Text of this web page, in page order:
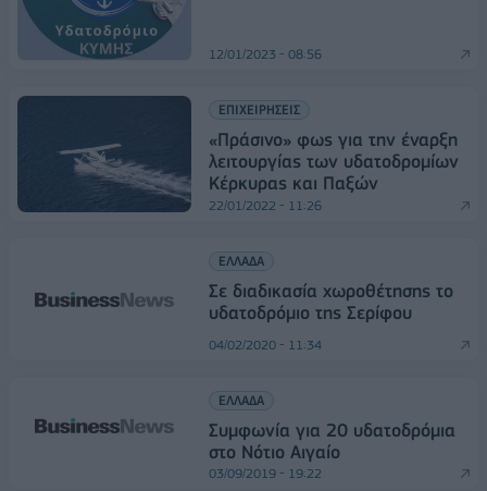
12/01/2023 - 08:56
ΕΠΙΧΕΙΡΗΣΕΙΣ
«Πράσινο» φως για την έναρξη
λειτουργίας των υδατοδρομίων
Κέρκυρας και Παξών
22/01/2022 - 11:26
ΕΛΛΑΔΑ
Σε διαδικασία χωροθέτησης το
υδατοδρόμιο της Σερίφου
04/02/2020 - 11:34
ΕΛΛΑΔΑ
Συμφωνία για 20 υδατοδρόμια
στο Νότιο Αιγαίο
03/09/2019 - 19:22